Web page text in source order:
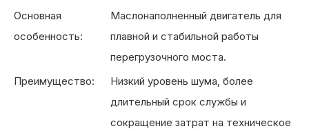
Основная
особенность:
Маслонаполненный двигатель для
плавной и стабильной работы
перегрузочного моста.
Преимущество:
Низкий уровень шума, более
длительный срок службы и
сокращение затрат на техническое